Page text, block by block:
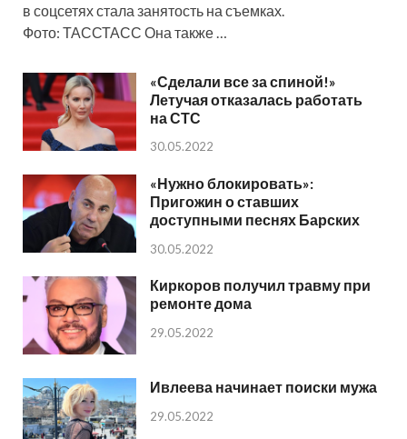
в соцсетях стала занятость на съемках.
Фото: ТАССТАСС Она также …
«Сделали все за спиной!»
Летучая отказалась работать
на СТС
30.05.2022
«Нужно блокировать»:
Пригожин о ставших
доступными песнях Барских
30.05.2022
Киркоров получил травму при
ремонте дома
29.05.2022
Ивлеева начинает поиски мужа
29.05.2022